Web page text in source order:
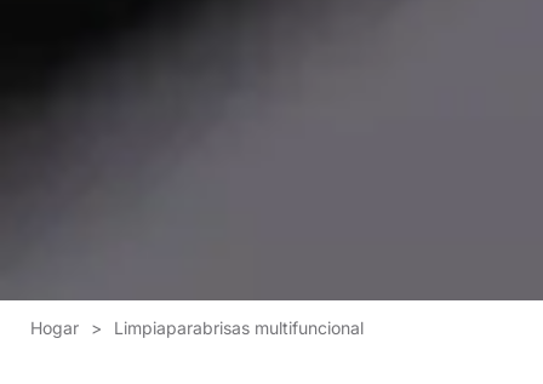
Hogar > Limpiaparabrisas multifuncional